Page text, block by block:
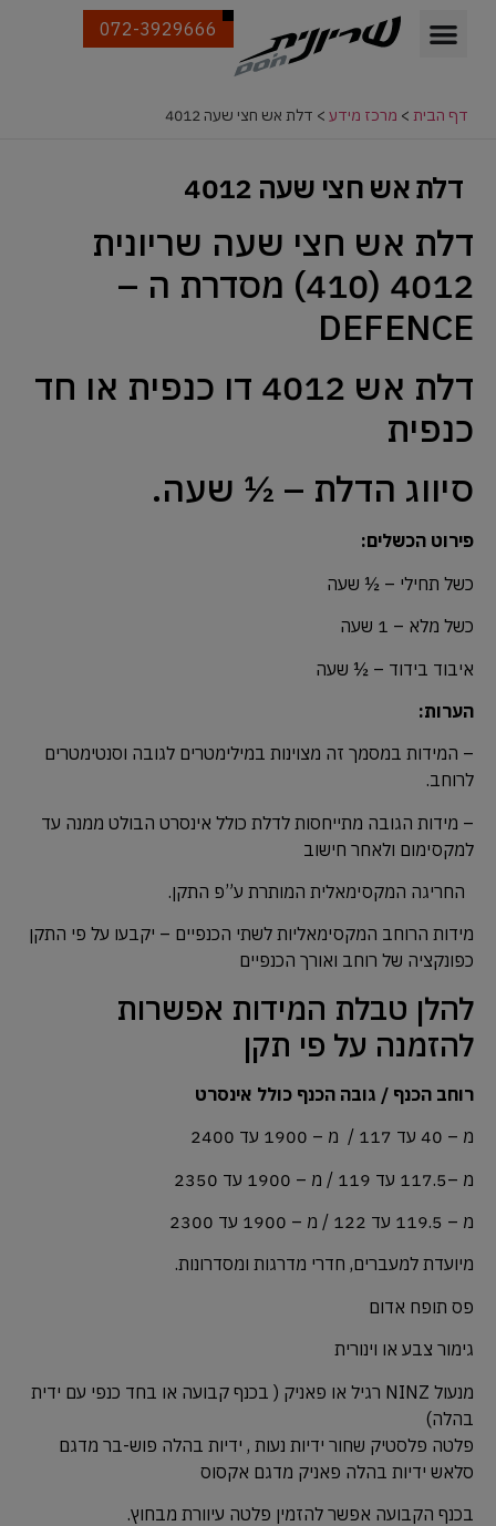
072-3929666
דף הבית > מרכז מידע > דלת אש חצי שעה 4012
דלת אש חצי שעה 4012
דלת אש חצי שעה שריונית
4012 (410) מסדרת ה –
DEFENCE
דלת אש 4012 דו כנפית או חד
כנפית
סיווג הדלת – ½ שעה.
פירוט הכשלים:
כשל תחילי – ½ שעה
כשל מלא – 1 שעה
איבוד בידוד – ½ שעה
הערות:
– המידות במסמך זה מצוינות במילימטרים לגובה וסנטימטרים
לרוחב.
– מידות הגובה מתייחסות לדלת כולל אינסרט הבולט ממנה עד
למקסימום ולאחר חישוב
החריגה המקסימאלית המותרת ע”פ התקן.
מידות הרוחב המקסימאליות לשתי הכנפיים – יקבעו על פי התקן
כפונקציה של רוחב ואורך הכנפיים
להלן טבלת המידות אפשרות
להזמנה על פי תקן
רוחב הכנף / גובה הכנף כולל אינסרט
מ – 40 עד 117 / מ – 1900 עד 2400
מ –117.5 עד 119 / מ – 1900 עד 2350
מ – 119.5 עד 122 / מ – 1900 עד 2300
מיועדת למעברים, חדרי מדרגות ומסדרונות.
פס תופח אדום
גימור צבע או וינורית
מנעול NINZ רגיל או פאניק ( בכנף קבועה או בחד כנפי עם ידית
בהלה)
פלטה פלסטיק שחור ידיות נעות , ידיות בהלה פוש-בר מדגם
סלאש ידיות בהלה פאניק מדגם אקסוס
בכנף הקבועה אפשר להזמין פלטה עיוורת מבחוץ.